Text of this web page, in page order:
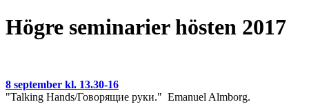
Högre seminarier hösten 2017
8 september kl. 13.30-16
"Talking Hands/Говорящие руки." Emanuel Almborg.